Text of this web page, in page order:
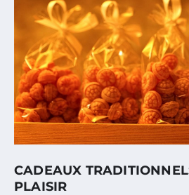
CADEAUX
PLAISIR